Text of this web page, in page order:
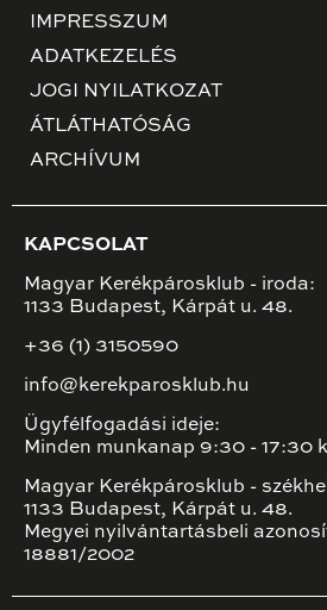
IMPRESSZUM
ADATKEZELÉS
JOGI NYILATKOZAT
ÁTLÁTHATÓSÁG
ARCHÍVUM
KAPCSOLAT
Magyar Kerékpárosklub - iroda:
1133 Budapest, Kárpát u. 48.
+36 (1) 3150590
info@kerekparosklub.hu
Ügyfélfogadási ideje:
Minden munkanap 9:30 - 17:30
Magyar Kerékpárosklub -
1133 Budapest, Kárpát u. 48.
Megyei nyilvántartásbeli
18881/2002